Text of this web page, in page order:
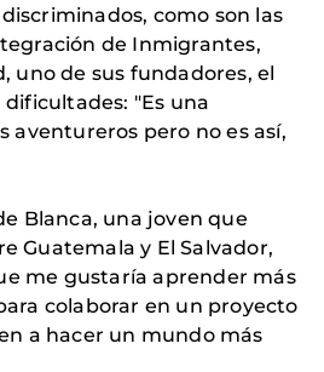
como son las
de Inmigrantes,
uno de sus fundadores, el
"Es una
aventureros pero no es así,
Blanca, una joven que
Guatemala y El Salvador,
me gustaría aprender más
colaborar en un proyecto
a hacer un mundo más